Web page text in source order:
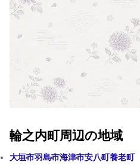
輪之内町周辺の地域
大垣市羽島市海津市安八町養老町